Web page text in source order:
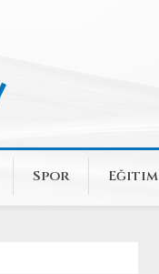
Spor Eğitim